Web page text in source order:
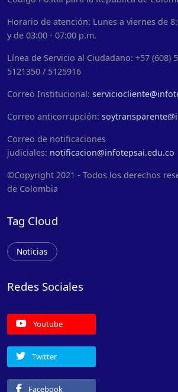
Horario de atención: Lunes a viernes de
y de 03:00 - 07:00 p.m.
Línea de Servicio al Ciudadano: +57 (608)
5121350 / 5125916
Correo Institucional:
Correo anticorrupción:
Correo de notificaciones
judiciales: notificacion@infotepsai.edu.co
©Copyright 2021 - Todos los derechos
de Colombia
Tag Cloud
Noticias
Redes Sociales
Youtube
Twitter
Facebook